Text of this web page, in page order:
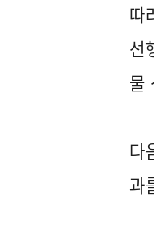
따
선
물
다
과